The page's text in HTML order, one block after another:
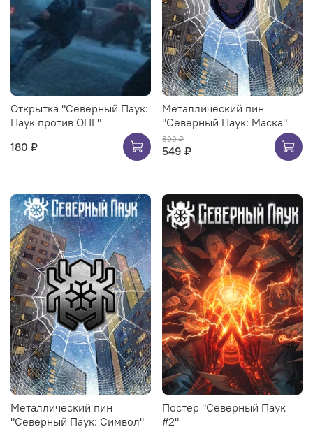
Открытка "Северный Паук:
Паук против ОПГ"
180 ₽
Металлический пин
"Северный Паук: Маска"
600 ₽
549 ₽
Металлический пин
"Северный Паук: Символ"
Постер "Северный Паук
#2"